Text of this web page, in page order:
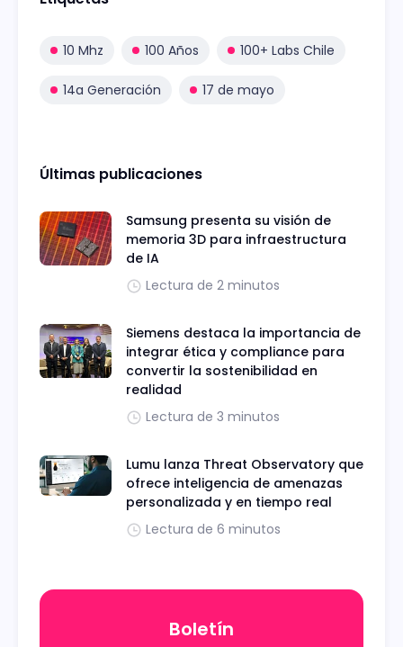
10 Mhz 100 Años 100+ Labs Chile
14a Generación 17 de mayo
Últimas publicaciones
Samsung presenta su visión de
memoria 3D para infraestructura
de IA
Lectura de 2 minutos
Siemens destaca la importancia de
integrar ética y compliance para
convertir la sostenibilidad en
realidad
Lectura de 3 minutos
Lumu lanza Threat Observatory que
ofrece inteligencia de amenazas
personalizada y en tiempo real
Lectura de 6 minutos
Boletín